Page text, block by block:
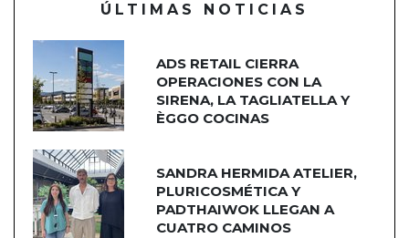
ÚLTIMAS NOTICIAS
ADS RETAIL CIERRA
OPERACIONES CON LA
SIRENA, LA TAGLIATELLA Y
ÈGGO COCINAS
SANDRA HERMIDA ATELIER,
PLURICOSMÉTICA Y
PADTHAIWOK LLEGAN A
CUATRO CAMINOS